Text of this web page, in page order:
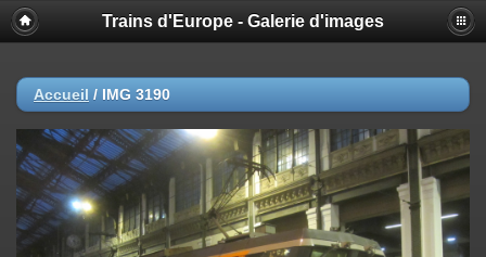
Trains d'Europe - Galerie d'images
Accueil / IMG 3190